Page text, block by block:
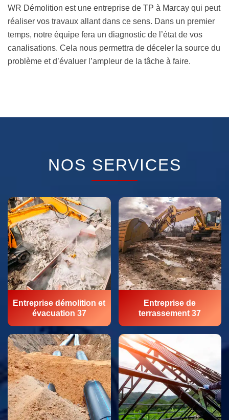
WR Démolition est une entreprise de TP à Marcay qui peut
réaliser vos travaux allant dans ce sens. Dans un premier
temps, notre équipe fera un diagnostic de l’état de vos
canalisations. Cela nous permettra de déceler la source du
problème et d’évaluer l’ampleur de la tâche à faire.
NOS SERVICES
Entreprise démolition et
évacuation 37
Entreprise de
terrassement 37